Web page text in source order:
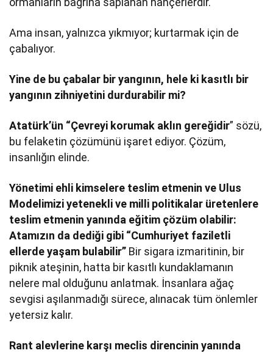
Ama insan, yalnızca yıkmıyor; kurtarmak için de
çabalıyor.
Yine de bu çabalar bir yangının, hele ki kasıtlı bir
yangının zihniyetini durdurabilir mi?
Atatürk’ün “Çevreyi korumak aklın gereğidir” sözü,
bu felaketin çözümünü işaret ediyor. Çözüm,
insanlığın elinde.
Yönetimi ehli kimselere teslim etmenin ve Ulus
Modelimizi yetenekli ve milli politikalar üretenlere
teslim etmenin yanında eğitim çözüm olabilir:
Atamızın da dediği gibi “Cumhuriyet faziletli
ellerde yaşam bulabilir” Bir sigara izmaritinin, bir
piknik ateşinin, hatta bir kasıtlı kundaklamanın
nelere mal olduğunu anlatmak. İnsanlara ağaç
sevgisi aşılanmadığı sürece, alınacak tüm önlemler
yetersiz kalır.
Rant alevlerine karşı meclis direncinin yanında